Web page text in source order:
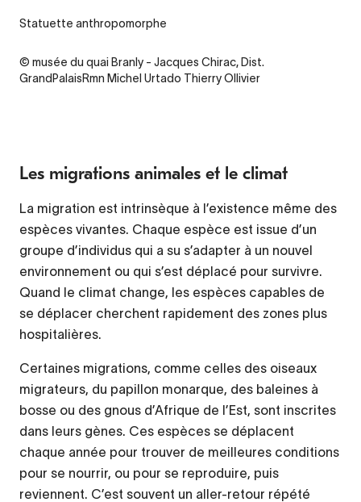
Legende
Statuette anthropomorphe
Credit
© musée du quai Branly - Jacques Chirac, Dist.
GrandPalaisRmn Michel Urtado Thierry Ollivier
Les migrations animales et le climat
La migration est intrinsèque à l’existence même des
espèces vivantes. Chaque espèce est issue d’un
groupe d’individus qui a su s’adapter à un nouvel
environnement ou qui s’est déplacé pour survivre.
Quand le climat change, les espèces capables de
se déplacer cherchent rapidement des zones plus
hospitalières.
Certaines migrations, comme celles des oiseaux
migrateurs, du papillon monarque, des baleines à
bosse ou des gnous d’Afrique de l’Est, sont inscrites
dans leurs gènes. Ces espèces se déplacent
chaque année pour trouver de meilleures conditions
pour se nourrir, ou pour se reproduire, puis
reviennent. C’est souvent un aller-retour répété